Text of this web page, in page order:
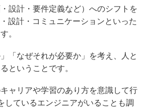
設計・要件定義など）へのシフトを
設計・コミュニケーションといった
。
「なぜそれが必要か」を考え、人と
ということです。
ャリアや学習のあり方を意識して行
ているエンジニアがいることも調